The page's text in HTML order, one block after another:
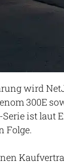
wird
300E
ist laut
Folge.